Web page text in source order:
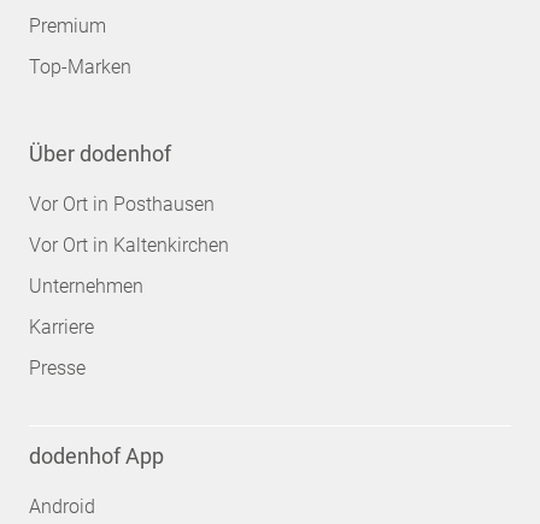
Premium
Top-Marken
Über dodenhof
Vor Ort in Posthausen
Vor Ort in Kaltenkirchen
Unternehmen
Karriere
Presse
dodenhof App
Android